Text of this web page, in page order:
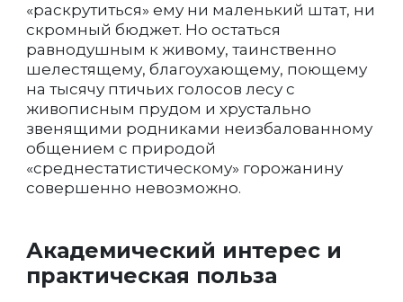
«раскрутиться» ему ни маленький штат, ни
скромный бюджет. Но остаться
равнодушным к живому, таинственно
шелестящему, благоухающему, поющему
на тысячу птичьих голосов лесу с
живописным прудом и хрустально
звенящими родниками неизбалованному
общением с природой
«среднестатистическому» горожанину
совершенно невозможно.
Академический интерес и
практическая польза